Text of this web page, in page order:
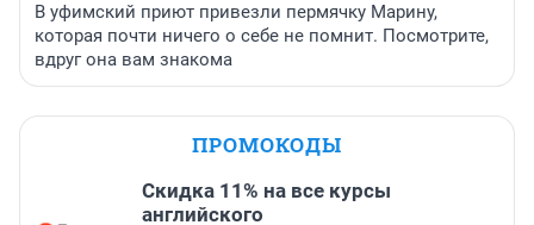
В уфимский приют привезли пермячку Марину,
которая почти ничего о себе не помнит. Посмотрите,
вдруг она вам знакома
ПРОМОКОДЫ
Скидка 11% на все курсы
английского